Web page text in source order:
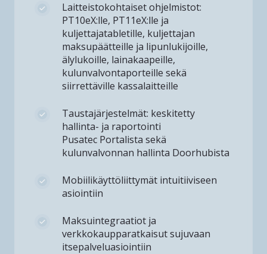
Laitteistokohtaiset ohjelmistot:
PT10eX:lle, PT11eX:lle ja
kuljettajatabletille, kuljettajan
maksupäätteille ja lipunlukijoille,
älylukoille, lainakaapeille,
kulunvalvontaporteille sekä
siirrettäville kassalaitteille
Taustajärjestelmät: keskitetty
hallinta- ja raportointi
Pusatec Portalista sekä
kulunvalvonnan hallinta Doorhubista
Mobiilikäyttöliittymät intuitiiviseen
asiointiin
Maksuintegraatiot ja
verkkokaupparatkaisut sujuvaan
itsepalveluasiointiin